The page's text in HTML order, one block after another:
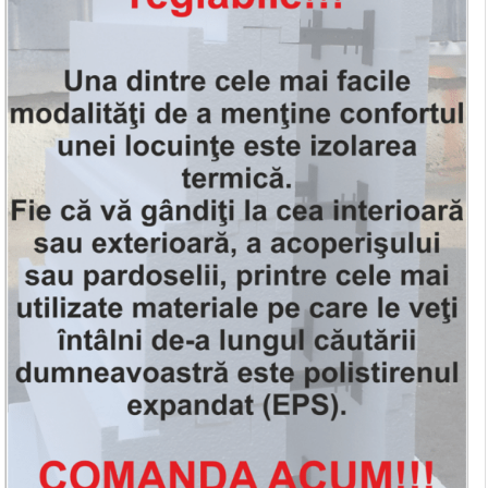
Система отопления, теплые полы/
радиаторы через гребенки, котельная -
ДОП. УСЛУГА